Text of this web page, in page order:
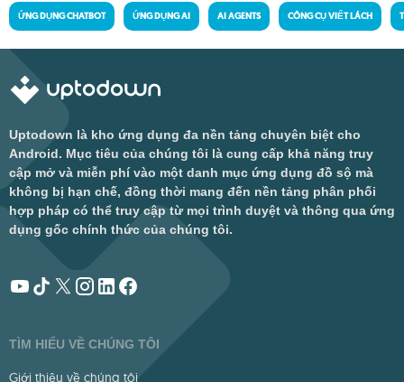
ỨNG DỤNG CHATBOT ỨNG DỤNG AI AI AGENTS CÔNG CỤ VIẾT LÁCH
Uptodown là kho ứng dụng đa nền tảng chuyên biệt cho
Android. Mục tiêu của chúng tôi là cung cấp khả năng truy
cập mở và miễn phí vào một danh mục ứng dụng đồ sộ mà
không bị hạn chế, đồng thời mang đến nền tảng phân phối
hợp pháp có thể truy cập từ mọi trình duyệt và thông qua ứng
dụng gốc chính thức của chúng tôi.
TÌM HIỂU VỀ CHÚNG TÔI
Giới thiệu về chúng tôi